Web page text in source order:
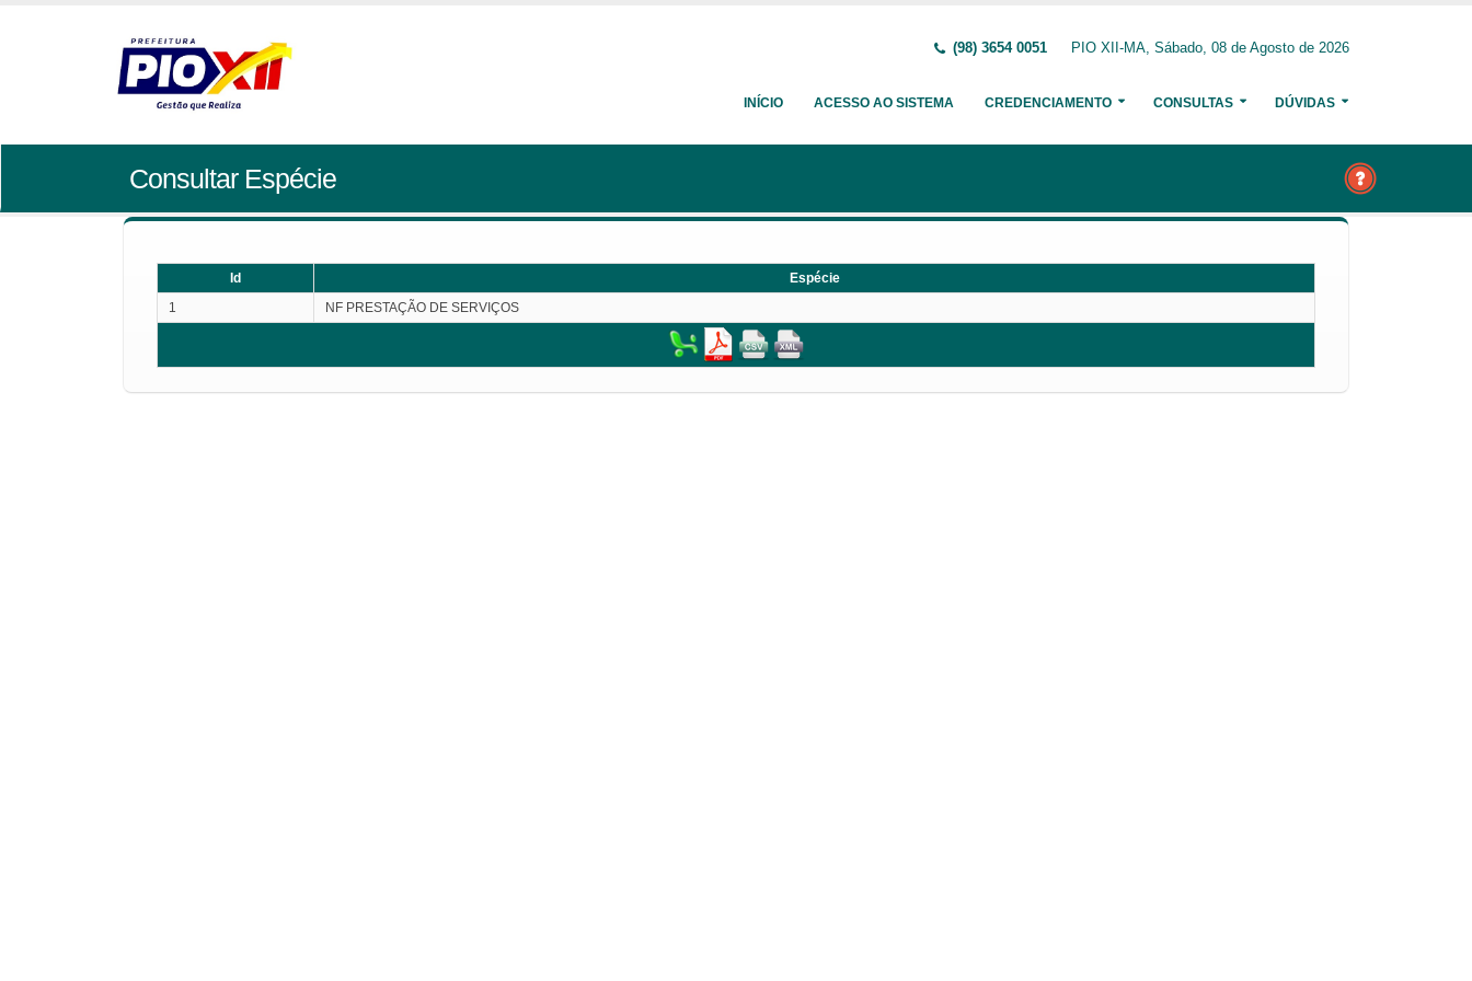
(98) 3654 0051 PIO XII-MA, Sábado, 08 de Agosto de 2026
INÍCIO ACESSO AO SISTEMA CREDENCIAMENTO CONSULTAS DÚVIDAS
Consultar Espécie
Id
Espécie
1
NF PRESTAÇÃO DE SERVIÇOS